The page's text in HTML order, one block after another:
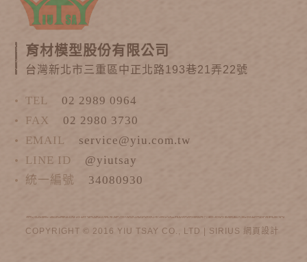
育材模型股份有限公司
台灣新北市三重區中正北路193巷21弄22號
TEL
02 2989 0964
FAX
02 2980 3730
EMAIL
service@yiu.com.tw
LINE ID
@yiutsay
統一編號
34080930
COPYRIGHT © 2016 YIU TSAY CO., LTD | SIRIUS 網頁設計